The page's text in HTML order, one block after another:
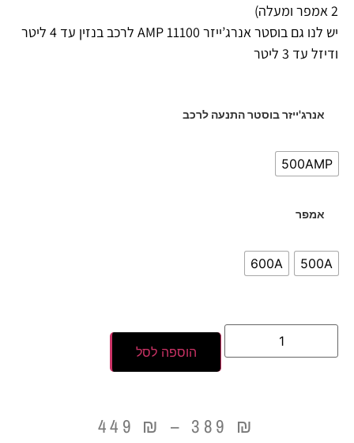
2 אמפר ומעלה)
יש לנו גם בוסטר אנרג’ייזר 11100 AMP לרכב בנזין עד 4 ליטר
ודיזל עד 3 ליטר
אנרג'ייזר בוסטר התנעה לרכב
500AMP
אמפר
500A
600A
הוספה לסל
389 ₪
–
449 ₪